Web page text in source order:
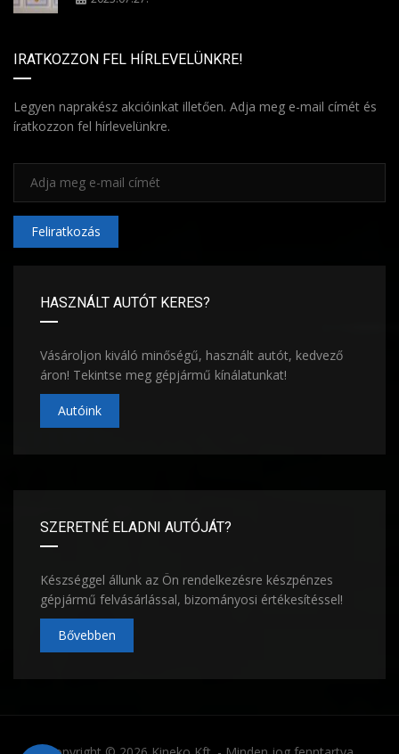
IRATKOZZON FEL HÍRLEVELÜNKRE!
Legyen naprakész akcióinkat illetően. Adja meg e-mail címét és
íratkozzon fel hírlevelünkre.
Feliratkozás
HASZNÁLT AUTÓT KERES?
Vásároljon kiváló minőségű, használt autót, kedvező
áron! Tekintse meg gépjármű kínálatunkat!
Autóink
SZERETNÉ ELADNI AUTÓJÁT?
Készséggel állunk az Ön rendelkezésre készpénzes
gépjármű felvásárlással, bizományosi értékesítéssel!
Bővebben